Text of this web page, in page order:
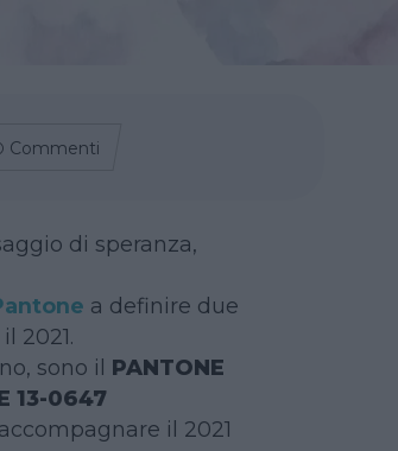
Commenti
di speranza,
a definire due
2021.
sono il PANTONE
13-0647
il 2021